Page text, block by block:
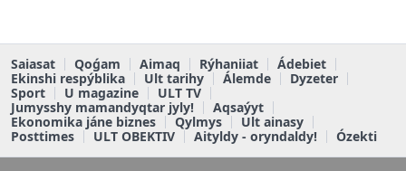
Saiasat Qoǵam Aimaq Rýhaniiat
Ádebiet
Ekinshi respýblika
Ult tarihy Álemde
Dyzeter
Sport
U magazine
ULT TV
Jumysshy mamandyqtar jyly!
Aqsaýyt
Ekonomika jáne biznes
Qylmys
Ult ainasy
Posttimes
ULT OBEKTIV Aityldy - oryndaldy! Ózekti